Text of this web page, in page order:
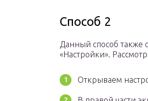
Способ 2
Данный способ также
«Настройки».
Открываем